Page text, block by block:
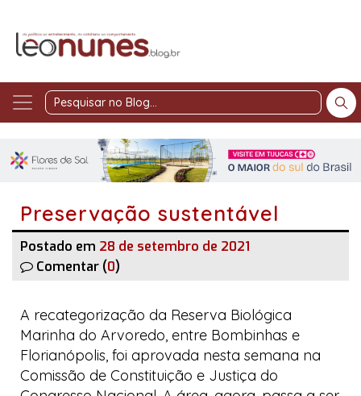
Pesquisar
Blog
Preservação sustentável
Postado em 28 de setembro de 2021
Comentar (0)
A recategorização da Reserva Biológica
Marinha do Arvoredo, entre Bombinhas e
Florianópolis, foi aprovada nesta semana na
Comissão de Constituição e Justiça do